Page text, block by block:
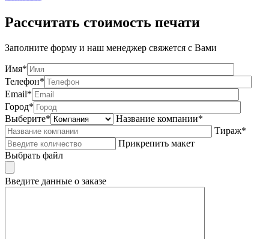
Рассчитать стоимость печати
Заполните форму и наш менеджер свяжется с Вами
Имя*
Телефон*
Email*
Город*
Выберите*
Название компании*
Тираж*
Прикрепить макет
Выбрать файл
Введите данные о заказе